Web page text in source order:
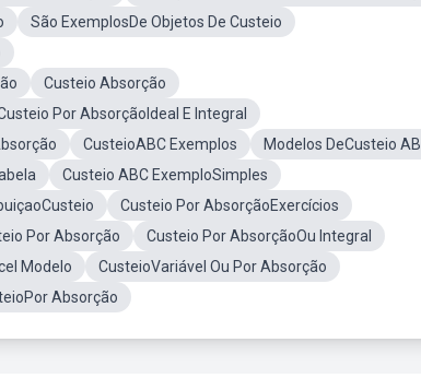
São ExemplosDe Objetos De Custeio
Custeio Absorção
Por AbsorçãoIdeal E Integral
CusteioABC Exemplos
Modelos DeCusteio
Custeio ABC ExemploSimples
Custeio Por AbsorçãoExercícios
Por Absorção
Custeio Por AbsorçãoOu Integral
Modelo
CusteioVariável Ou Por Absorção
Absorção